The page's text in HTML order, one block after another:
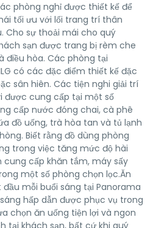
phòng nghỉ được thiết kế để
tối ưu với lối trang trí thân
Cho sự thoải mái cho quý
sạn được trang bị rèm che
điều hòa. Các phòng tại
có các đặc điểm thiết kế đặc
sân hiên. Các tiện nghi giải trí
cung cấp tại một số
cấp nước đóng chai, cà phê
đồ uống, trà hòa tan và tủ lạnh
Biết rằng đồ dùng phòng
trong việc tăng mức độ hài
cung cấp khăn tắm, máy sấy
một số phòng chọn lọc.Ăn
mỗi buổi sáng tại Panorama
hấp dẫn được phục vụ trong
chọn ăn uống tiện lợi và ngon
tại khách sạn, bất cứ khi quý